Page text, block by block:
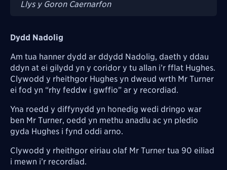
Llys y Goron Caernarfon
Dydd Nadolig
Am tua hanner dydd ar ddydd Nadolig, daeth y ddau
ddyn at ei gilydd yn y coridor y tu allan i’r fflat Hughes.
Clywodd y rheithgor Hughes yn dweud wrth Mr Turner
ei fod yn “rhy feddw i gwffio” ar y recordiad.
Yna roedd y diffynydd yn honedig wedi dringo war
ben Mr Turner, oedd yn methu anadlu ac yn pledio
gyda Hughes i fynd oddi arno.
Clywodd y rheithgor eiriau olaf Mr Turner tua 90 eiliad
i mewn i’r recordiad.